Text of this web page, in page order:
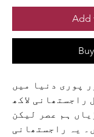
Add
پوری دنیا میں
راجستھانی لاکھ
ہم عصر لیکن
یہ راجستھانی